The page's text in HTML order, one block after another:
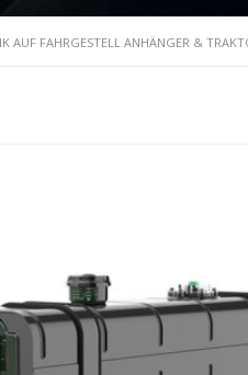
AUF FAHRGESTELL ANHÄNGER &